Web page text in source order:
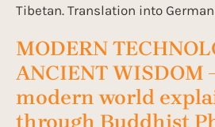
Tibetan. Translation into
MODERN
ANCIENT WISDOM
modern world